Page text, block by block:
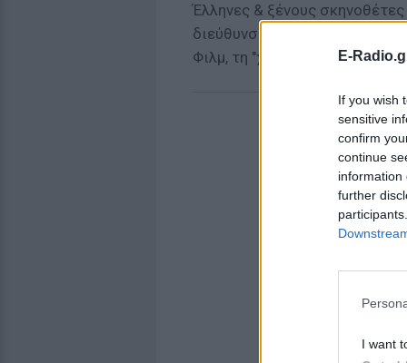
E-
If you wish
sensitive
confirm
continue
information
further
I want
Έλληνες & ξένους
διεύθυνση παραγωγής στις
Φιλμ, τη "χρυσή περίοδο" του